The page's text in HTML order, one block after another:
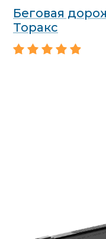
Беговая
Торакс